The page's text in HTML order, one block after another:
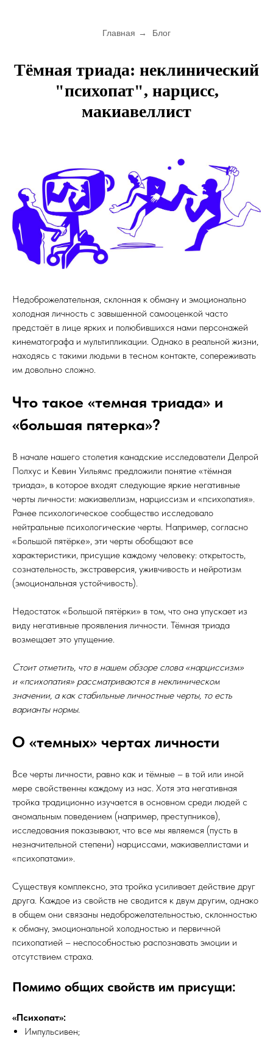
Главная → Блог
Тёмная триада: неклинический
"психопат", нарцисс,
макиавеллист
Недоброжелательная, склонная к обману и эмоционально
холодная личность с завышенной самооценкой часто
предстаёт в лице ярких и полюбившихся нами персонажей
кинематографа и мультипликации. Однако в реальной жизни,
находясь с такими людьми в тесном контакте, сопереживать
им довольно сложно.
Что такое «темная триада» и
«большая пятерка»?
В начале нашего столетия канадские исследователи Делрой
Полхус и Кевин Уильямс предложили понятие «тёмная
триада», в которое входят следующие яркие негативные
черты личности: макиавеллизм, нарциссизм и «психопатия».
Ранее психологическое сообщество исследовало
нейтральные психологические черты. Например, согласно
«Большой пятёрке», эти черты обобщают все
характеристики, присущие каждому человеку: открытость,
сознательность, экстраверсия, уживчивость и нейротизм
(эмоциональная устойчивость).
Недостаток «Большой пятёрки» в том, что она упускает из
виду негативные проявления личности. Тёмная триада
возмещает это упущение.
Стоит отметить, что в нашем обзоре слова «нарциссизм»
и «психопатия» рассматриваются в неклиническом
значении, а как стабильные личностные черты, то есть
варианты нормы.
О «темных» чертах личности
Все черты личности, равно как и тёмные – в той или иной
мере свойственны каждому из нас. Хотя эта негативная
тройка традиционно изучается в основном среди людей с
аномальным поведением (например, преступников),
исследования показывают, что все мы являемся (пусть в
незначительной степени) нарциссами, макиавеллистами и
«психопатами».
Существуя комплексно, эта тройка усиливает действие друг
друга. Каждое из свойств не сводится к двум другим, однако
в общем они связаны недоброжелательностью, склонностью
к обману, эмоциональной холодностью и первичной
психопатией – неспособностью распознавать эмоции и
отсутствием страха.
Помимо общих свойств им присущи:
«Психопат»:
Импульсивен;